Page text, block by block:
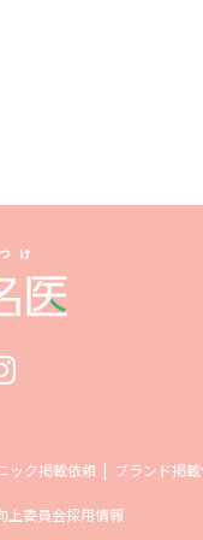
ック掲載依頼 ブランド掲
上委員会採用情報